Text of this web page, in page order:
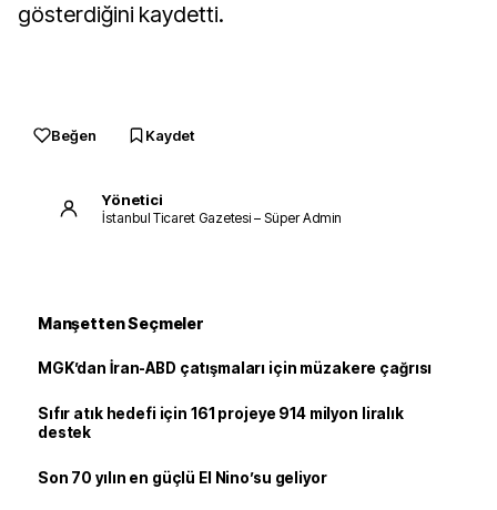
gösterdiğini kaydetti.
Beğen Kaydet
Yönetici
İstanbul Ticaret Gazetesi – Süper Admin
Manşetten Seçmeler
MGK’dan İran-ABD çatışmaları için müzakere çağrısı
Sıfır atık hedefi için 161 projeye 914 milyon liralık
destek
Son 70 yılın en güçlü El Nino’su geliyor